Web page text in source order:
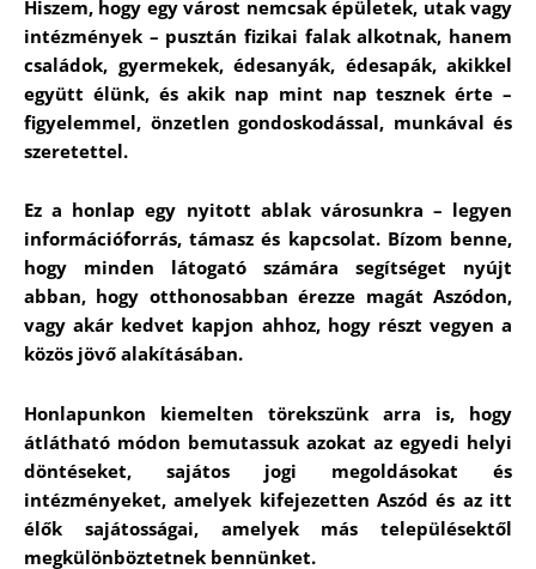
Hiszem, hogy egy várost nemcsak épületek, utak vagy
intézmények – pusztán fizikai falak alkotnak, hanem
családok, gyermekek, édesanyák, édesapák, akikkel
együtt élünk, és akik nap mint nap tesznek érte –
figyelemmel, önzetlen gondoskodással, munkával és
szeretettel.
Ez a honlap egy nyitott ablak városunkra – legyen
információforrás, támasz és kapcsolat. Bízom benne,
hogy minden látogató számára segítséget nyújt
abban, hogy otthonosabban érezze magát Aszódon,
vagy akár kedvet kapjon ahhoz, hogy részt vegyen a
közös jövő alakításában.
Honlapunkon kiemelten törekszünk arra is, hogy
átlátható módon bemutassuk azokat az egyedi helyi
döntéseket, sajátos jogi megoldásokat és
intézményeket, amelyek kifejezetten Aszód és az itt
élők sajátosságai, amelyek más településektől
megkülönböztetnek bennünket.